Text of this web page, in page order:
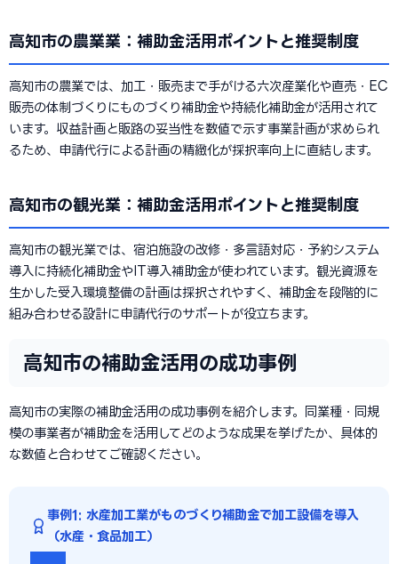
高知市の農業業：補助金活用ポイントと推奨制度
高知市の農業では、加工・販売まで手がける六次産業化や直売・EC
販売の体制づくりにものづくり補助金や持続化補助金が活用されて
います。収益計画と販路の妥当性を数値で示す事業計画が求められ
るため、申請代行による計画の精緻化が採択率向上に直結します。
高知市の観光業：補助金活用ポイントと推奨制度
高知市の観光業では、宿泊施設の改修・多言語対応・予約システム
導入に持続化補助金やIT導入補助金が使われています。観光資源を
生かした受入環境整備の計画は採択されやすく、補助金を段階的に
組み合わせる設計に申請代行のサポートが役立ちます。
高知市の補助金活用の成功事例
高知市の実際の補助金活用の成功事例を紹介します。同業種・同規
模の事業者が補助金を活用してどのような成果を挙げたか、具体的
な数値と合わせてご確認ください。
事例1: 水産加工業がものづくり補助金で加工設備を導入
（水産・食品加工）